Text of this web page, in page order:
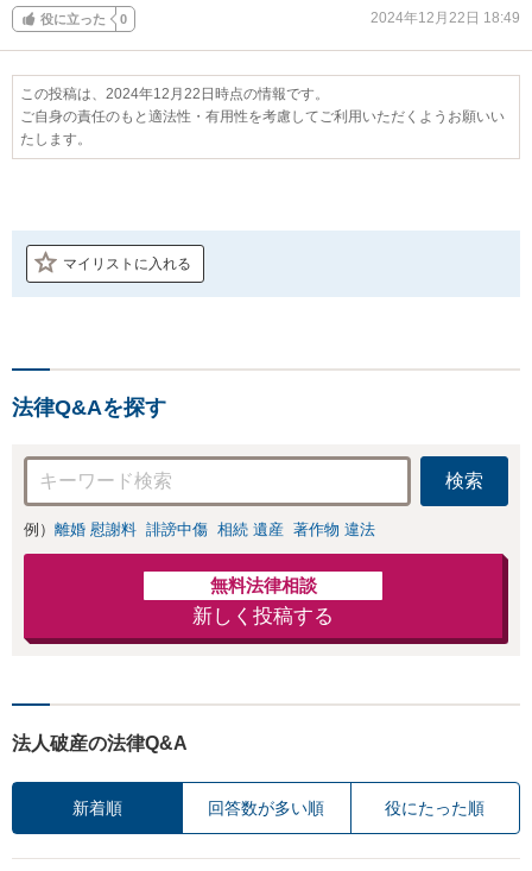
役に立った 0 2024年12月22日 18:49
この投稿は、2024年12月22日時点の情報です。
ご自身の責任のもと適法性・有用性を考慮してご利用いただくようお願いい
たします。
マイリストに入れる
法律Q&Aを探す
検索
例） 離婚 慰謝料 誹謗中傷 相続 遺産 著作物 違法
無料法律相談
新しく投稿する
法人破産の法律Q&A
新着順 回答数が多い順 役にたった順